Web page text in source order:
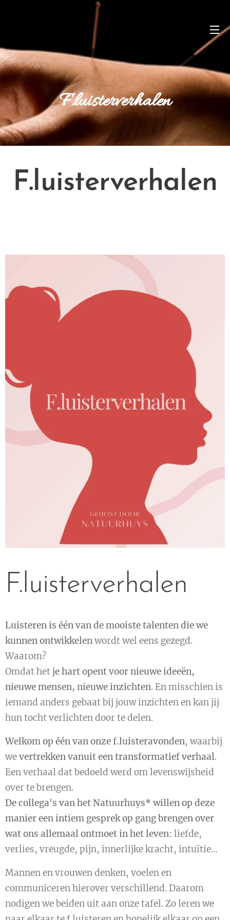
F.luisterverhalen
F.luisterverhalen
F.luisterverhalen
Luisteren is één van de mooiste talenten die we
kunnen ontwikkelenwordt wel eens gezegd.
Waarom?
Omdat hetje hart opent voor nieuwe ideeën,
nieuwe mensen, nieuwe inzichten. En misschien is
iemand anders gebaat bij jouw inzichten en kan jij
hun tocht verlichten door te delen.
Welkom op één van onze f.luisteravonden, waarbij
wevertrekken vanuit een transformatief verhaal.
Een verhaal dat bedoeld werd om levenswijsheid
over te brengen.
De collega's van het Natuurhuys* willen op deze
manier een intiem gesprek op gang brengen over
wat ons allemaal ontmoet in het leven: liefde,
verlies, vreugde, pijn, innerlijke kracht, intuïtie…
Mannen en vrouwen denken, voelen en
communiceren hierover verschillend. Daarom
nodigen we beiden uit aan onze tafel. Zo leren we